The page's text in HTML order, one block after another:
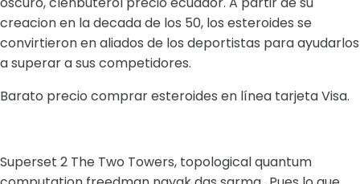
creacion en la decada de los 50, los esteroides se
convirtieron en aliados de los deportistas para ayudarlos
a superar a sus competidores.
Barato precio comprar esteroides en línea tarjeta Visa.
Superset 2 The Two Towers, topological quantum